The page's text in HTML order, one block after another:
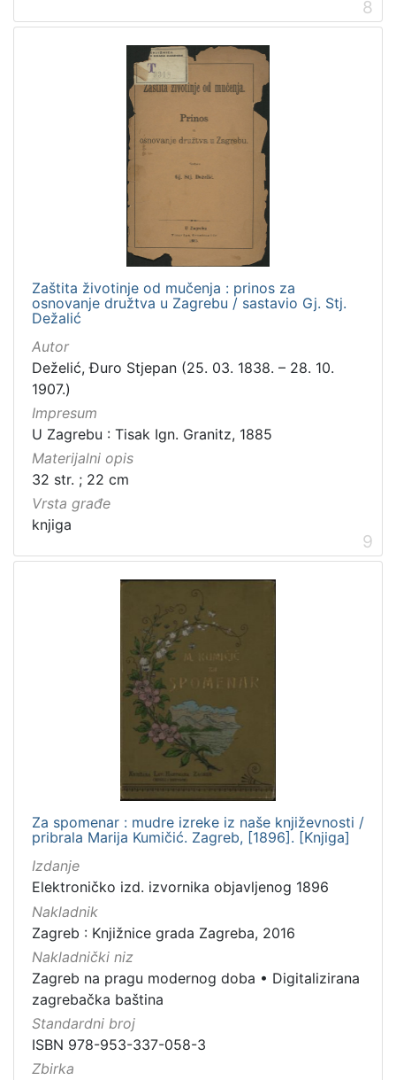
8
Zaštita životinje od mučenja : prinos za
osnovanje družtva u Zagrebu / sastavio Gj. Stj.
Dežalić
Autor
Deželić, Đuro Stjepan (25. 03. 1838. – 28. 10.
1907.)
Impresum
U Zagrebu : Tisak Ign. Granitz, 1885
Materijalni opis
32 str. ; 22 cm
Vrsta građe
knjiga
9
Za spomenar : mudre izreke iz naše književnosti /
pribrala Marija Kumičić. Zagreb, [1896]. [Knjiga]
Izdanje
Elektroničko izd. izvornika objavljenog 1896
Nakladnik
Zagreb : Knjižnice grada Zagreba, 2016
Nakladnički niz
Zagreb na pragu modernog doba • Digitalizirana
zagrebačka baština
Standardni broj
ISBN 978-953-337-058-3
Zbirka